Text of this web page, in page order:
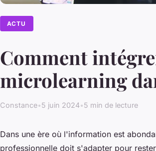
ACTU
Comment
microlearning
Constance•5 juin 2024•5 min de lecture
Dans une ère où l'information est
professionnelle doit s'adapter pour